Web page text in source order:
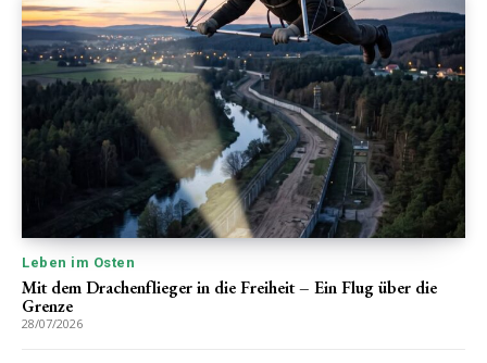
Leben im Osten
Mit dem Drachenflieger in die Freiheit – Ein Flug über die
Grenze
28/07/2026